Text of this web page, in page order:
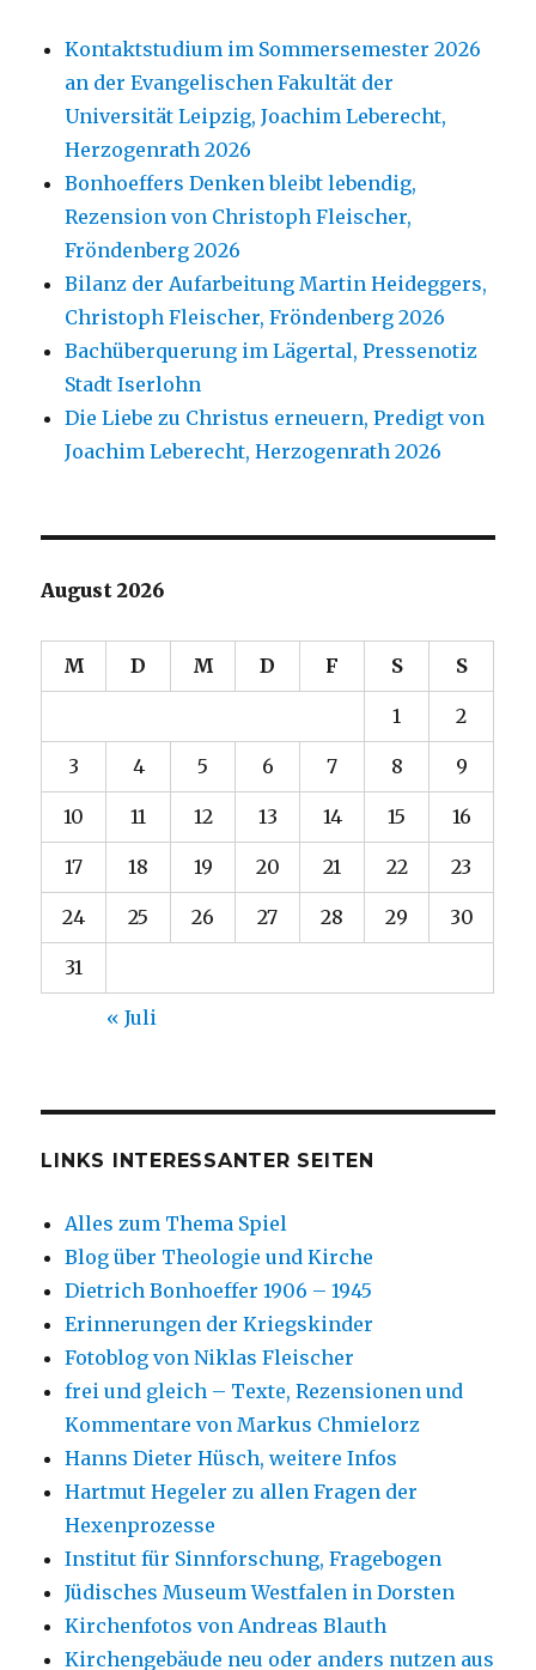
Kontaktstudium im Sommersemester 2026
an der Evangelischen Fakultät der
Universität Leipzig, Joachim Leberecht,
Herzogenrath 2026
Bonhoeffers Denken bleibt lebendig,
Rezension von Christoph Fleischer,
Fröndenberg 2026
Bilanz der Aufarbeitung Martin Heideggers,
Christoph Fleischer, Fröndenberg 2026
Bachüberquerung im Lägertal, Pressenotiz
Stadt Iserlohn
Die Liebe zu Christus erneuern, Predigt von
Joachim Leberecht, Herzogenrath 2026
August 2026
M D M D F S S
1 2
3 4 5 6 7 8 9
10 11 12 13 14 15 16
17 18 19 20 21 22 23
24 25 26 27 28 29 30
31
« Juli
LINKS INTERESSANTER SEITEN
Alles zum Thema Spiel
Blog über Theologie und Kirche
Dietrich Bonhoeffer 1906 – 1945
Erinnerungen der Kriegskinder
Fotoblog von Niklas Fleischer
frei und gleich – Texte, Rezensionen und
Kommentare von Markus Chmielorz
Hanns Dieter Hüsch, weitere Infos
Hartmut Hegeler zu allen Fragen der
Hexenprozesse
Institut für Sinnforschung, Fragebogen
Jüdisches Museum Westfalen in Dorsten
Kirchenfotos von Andreas Blauth
Kirchengebäude neu oder anders nutzen aus